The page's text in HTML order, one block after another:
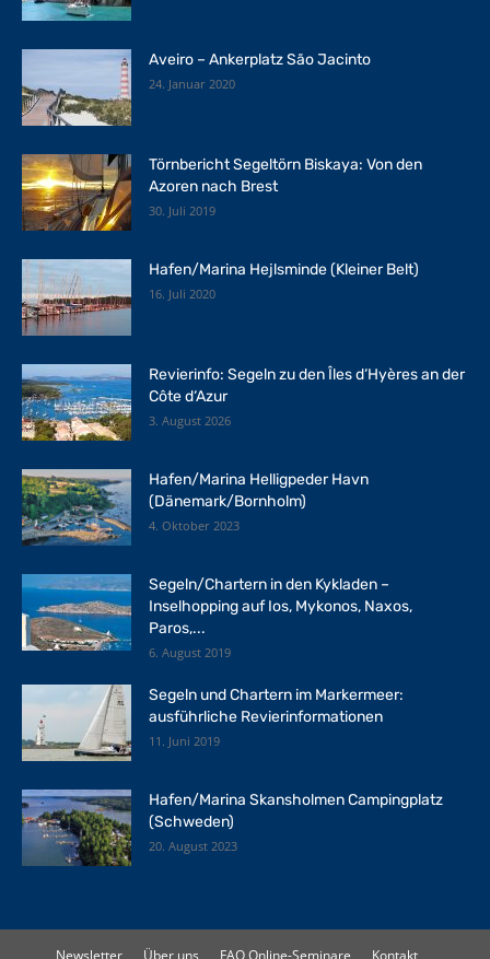
Aveiro – Ankerplatz São Jacinto
24. Januar 2020
Törnbericht Segeltörn Biskaya: Von den
Azoren nach Brest
30. Juli 2019
Hafen/Marina Hejlsminde (Kleiner Belt)
16. Juli 2020
Revierinfo: Segeln zu den Îles d‘Hyères an der
Côte d‘Azur
3. August 2026
Hafen/Marina Helligpeder Havn
(Dänemark/Bornholm)
4. Oktober 2023
Segeln/Chartern in den Kykladen –
Inselhopping auf Ios, Mykonos, Naxos,
Paros,...
6. August 2019
Segeln und Chartern im Markermeer:
ausführliche Revierinformationen
11. Juni 2019
Hafen/Marina Skansholmen Campingplatz
(Schweden)
20. August 2023